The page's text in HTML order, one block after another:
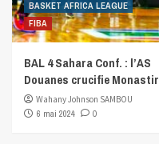
BASKET AFRICA LEAGUE
FIBA
BAL 4 Sahara Conf. : l’AS
Douanes crucifie Monastir
Wahany Johnson SAMBOU
6 mai 2024
0